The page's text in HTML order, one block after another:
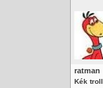
ratman
Kék troll